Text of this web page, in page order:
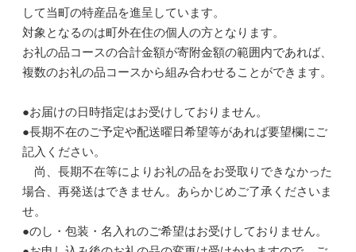
して当町の特産品を進呈しています。
対象となるのは町外在住の個人の方となります。
お礼の品コースの合計金額が寄附金額の範囲内であれば、
複数のお礼の品コースから組み合わせることができます。
●お届けの日時指定はお受けしておりません。
●長期不在のご予定や配送曜日希望等があれば要望欄にご
記入ください。
尚、長期不在等によりお礼の品をお受取りできなかった
場合、再発送はできません。あらかじめご了承くださいま
せ。
●のし・包装・名入れのご希望はお受けしておりません。